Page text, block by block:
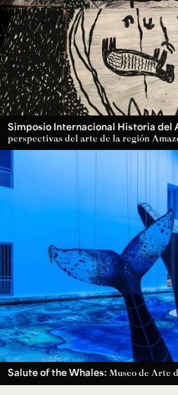
Simposio Internacional Historia del
perspectivas del arte de la región
Salute of the Whales: Museo de Arte